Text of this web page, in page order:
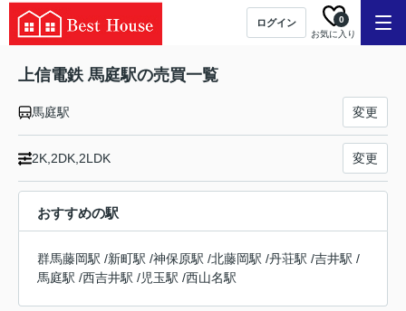
ログイン
お気に入り
0
上信電鉄 馬庭駅の売買一覧
馬庭駅 変更
2K,2DK,2LDK 変更
おすすめの駅
群馬藤岡駅 /新町駅 /神保原駅 /北藤岡駅 /丹荘駅 /吉井駅 /
馬庭駅 /西吉井駅 /児玉駅 /西山名駅